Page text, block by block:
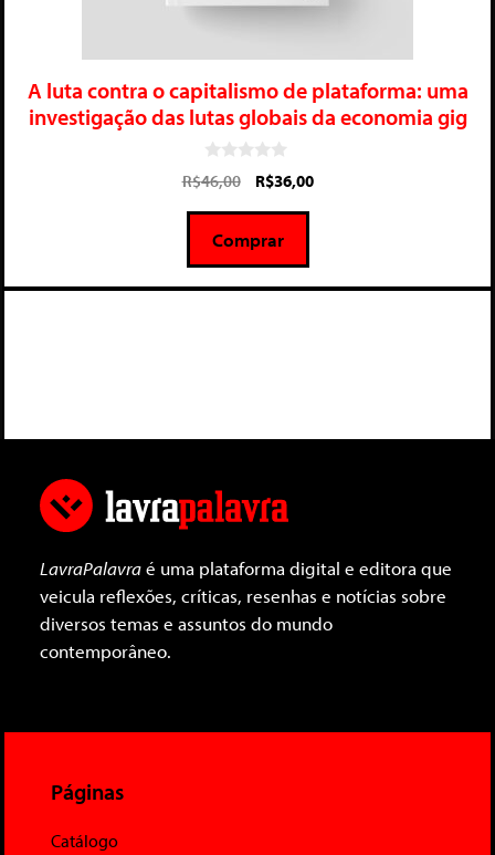
A luta contra o capitalismo de plataforma: uma
investigação das lutas globais da economia gig
0
d
5
R$46,00 R$36,00
Comprar
LavraPalavraé uma plataforma digital e editora que
veicula reflexões, críticas, resenhas e notícias sobre
diversos temas e assuntos do mundo
contemporâneo.
Páginas
Catálogo